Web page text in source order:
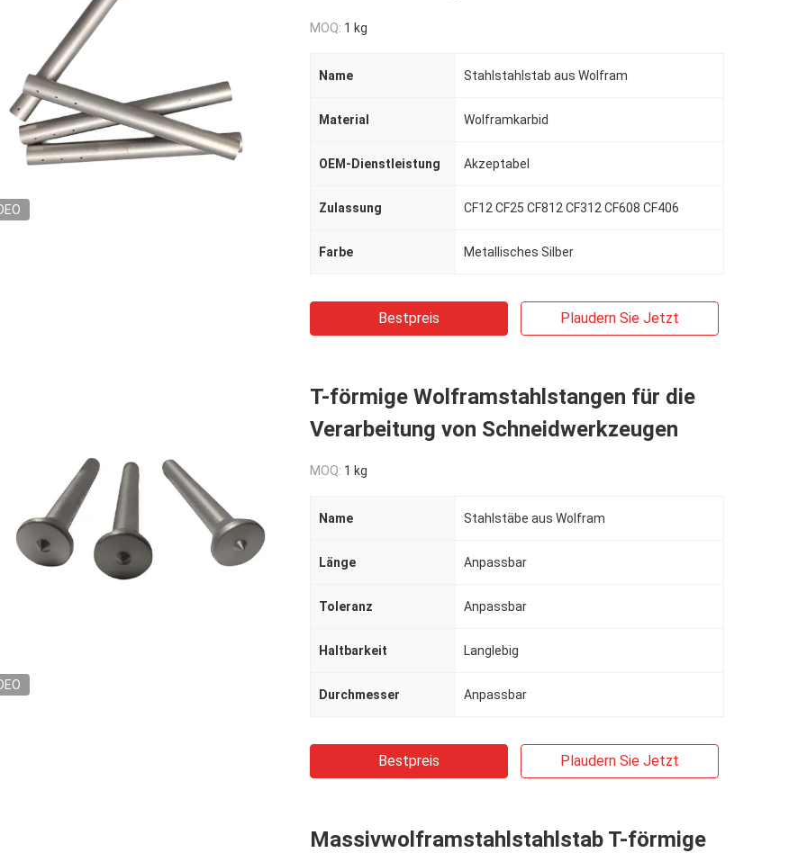
MOQ: 1 kg
Name Stahlstahlstab aus Wolfram
Material Wolframkarbid
OEM-Dienstleistung Akzeptabel
Zulassung CF12 CF25 CF812 CF312 CF608 CF406
Farbe Metallisches Silber
Bestpreis Plaudern Sie Jetzt
T-förmige Wolframstahlstangen für die
Verarbeitung von Schneidwerkzeugen
MOQ: 1 kg
Name Stahlstäbe aus Wolfram
Länge Anpassbar
Toleranz Anpassbar
Haltbarkeit Langlebig
Durchmesser Anpassbar
Bestpreis Plaudern Sie Jetzt
Massivwolframstahlstahlstab T-förmige